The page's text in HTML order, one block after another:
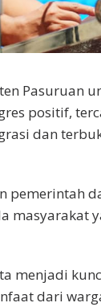
Pasuruan
positif,
dan
pemerintah
masyarakat
menjadi
dari